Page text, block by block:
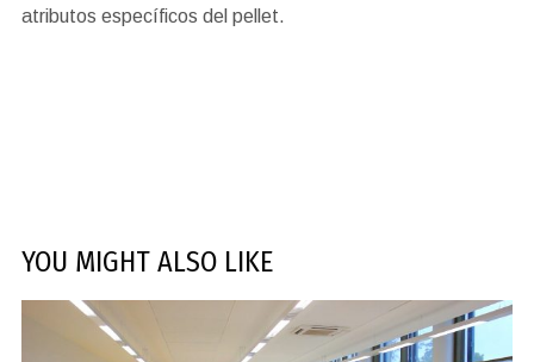
atributos específicos del pellet.
YOU MIGHT ALSO LIKE